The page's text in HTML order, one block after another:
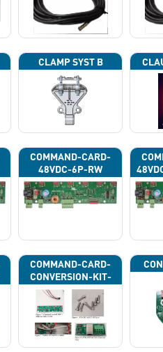
CLAMP SYST B
COMMAND-CARD-
48VDC-6P-RW
COMMAND-CARD-
CONVERSION-KIT-
CAN